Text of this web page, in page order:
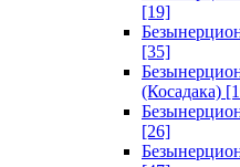
[19]
[35]
(Косадака)
[26]